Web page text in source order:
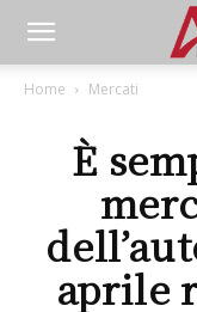
Home Mercati
È
aprile